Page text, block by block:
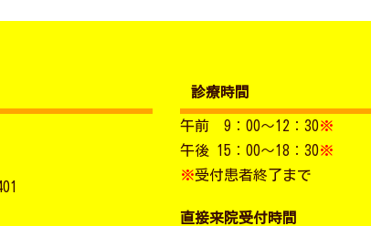
診療時間
午前 9：00～12：30※
午後 15：00～18：30※
※受付患者終了まで
直接来院受付時間